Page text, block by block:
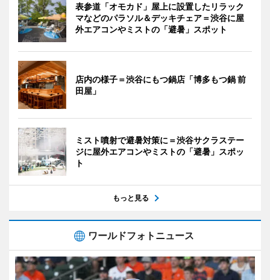
表参道「オモカド」屋上に設置したリラック
マなどのパラソル＆デッキチェア＝渋谷に屋
外エアコンやミストの「避暑」スポット
店内の様子＝渋谷にもつ鍋店「博多もつ鍋 前
田屋」
ミスト噴射で避暑対策に＝渋谷サクラステー
ジに屋外エアコンやミストの「避暑」スポッ
ト
もっと見る
ワールドフォトニュース